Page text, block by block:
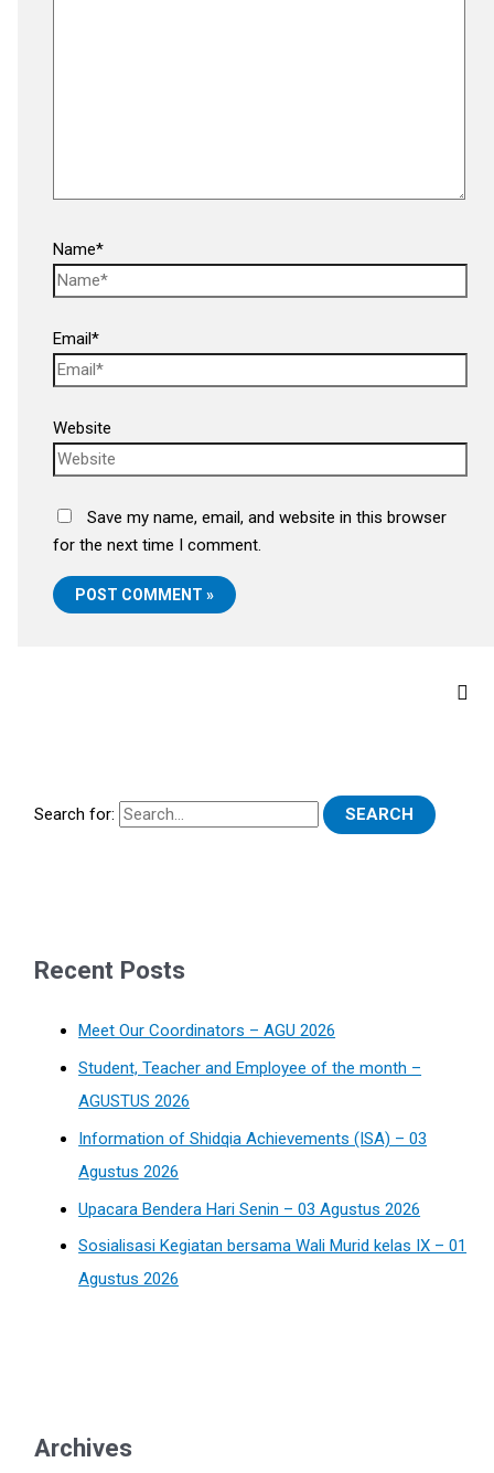
Search for:
Recent Posts
Meet Our Coordinators – AGU 2026
Student, Teacher and Employee of the month –
AGUSTUS 2026
Information of Shidqia Achievements (ISA) – 03
Agustus 2026
Upacara Bendera Hari Senin – 03 Agustus 2026
Sosialisasi Kegiatan bersama Wali Murid kelas IX – 01
Agustus 2026
Archives
Name*
Email*
Website
Save my name, email, and website in this browser
for the next time I comment.